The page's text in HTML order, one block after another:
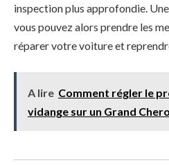
inspection plus approfondie.
vous pouvez alors prendre les
réparer votre voiture et
A lire Comment régler le
vidange sur un Grand